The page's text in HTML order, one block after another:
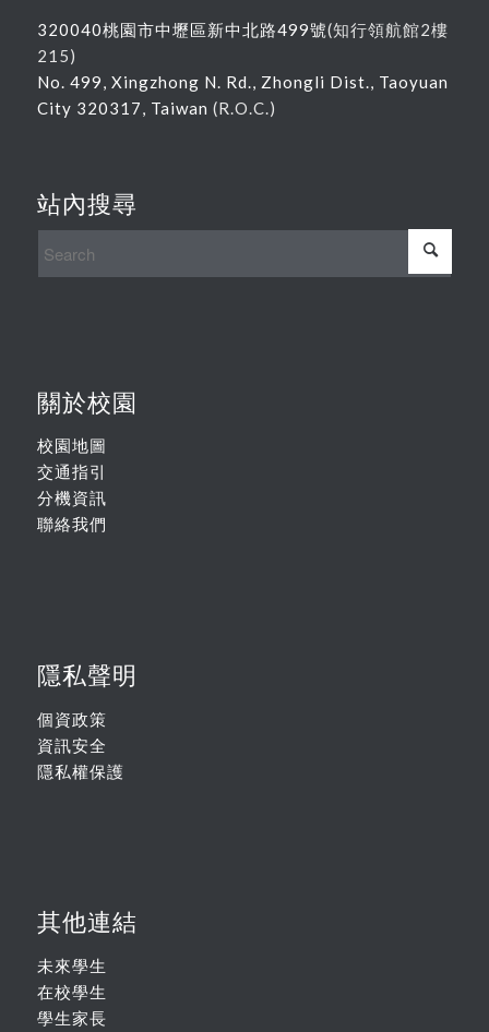
320040桃園市中壢區新中北路499號(知行領航館2樓
215)
No. 499, Xingzhong N. Rd., Zhongli Dist., Taoyuan
City 320317, Taiwan (R.O.C.)
站內搜尋
關於校園
校園地圖
交通指引
分機資訊
聯絡我們
隱私聲明
個資政策
資訊安全
隱私權保護
其他連結
未來學生
在校學生
學生家長